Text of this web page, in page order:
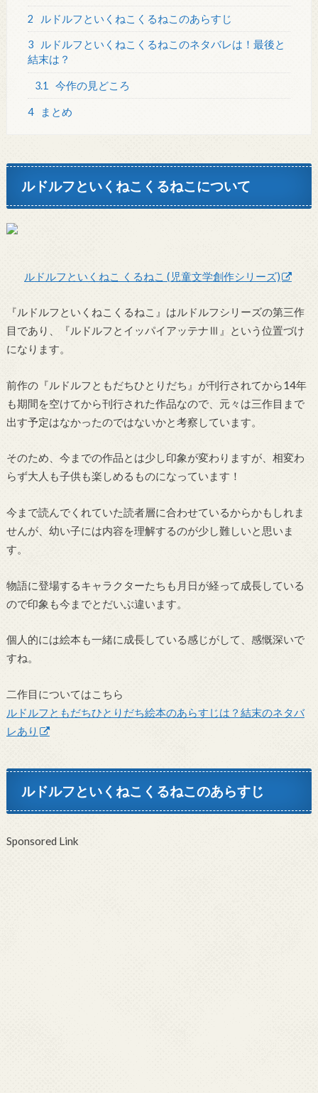
2 ルドルフといくねこくるねこのあらすじ
3
ルドルフといくねこくるねこのネタバレは！最後と
結末は？
3.1 今作の見どころ
4 まとめ
ルドルフといくねこくるねこについて
ルドルフといくねこ くるねこ (児童文学創作シリーズ)
『ルドルフといくねこくるねこ』はルドルフシリーズの第三作
目であり、『ルドルフとイッパイアッテナⅢ』という位置づけ
になります。
前作の『ルドルフともだちひとりだち』が刊行されてから14年
も期間を空けてから刊行された作品なので、元々は三作目まで
出す予定はなかったのではないかと考察しています。
そのため、今までの作品とは少し印象が変わりますが、相変わ
らず大人も子供も楽しめるものになっています！
今まで読んでくれていた読者層に合わせているからかもしれま
せんが、幼い子には内容を理解するのが少し難しいと思いま
す。
物語に登場するキャラクターたちも月日が経って成長している
ので印象も今までとだいぶ違います。
個人的には絵本も一緒に成長している感じがして、感慨深いで
すね。
二作目についてはこちら
ルドルフともだちひとりだち絵本のあらすじは？結末のネタバ
レあり
ルドルフといくねこくるねこのあらすじ
Sponsored Link